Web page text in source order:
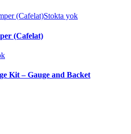
Stokta yok
(Cafelat)
Kit – Gauge and Backet